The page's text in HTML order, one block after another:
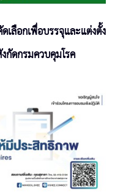
เลือกเพื่อบรรจุและแต่งตั้ง
กัดกรมควบคุมโรค